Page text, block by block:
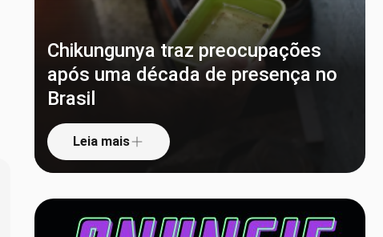
Chikungunya traz preocupações
após uma década de presença no
Brasil
Leia mais